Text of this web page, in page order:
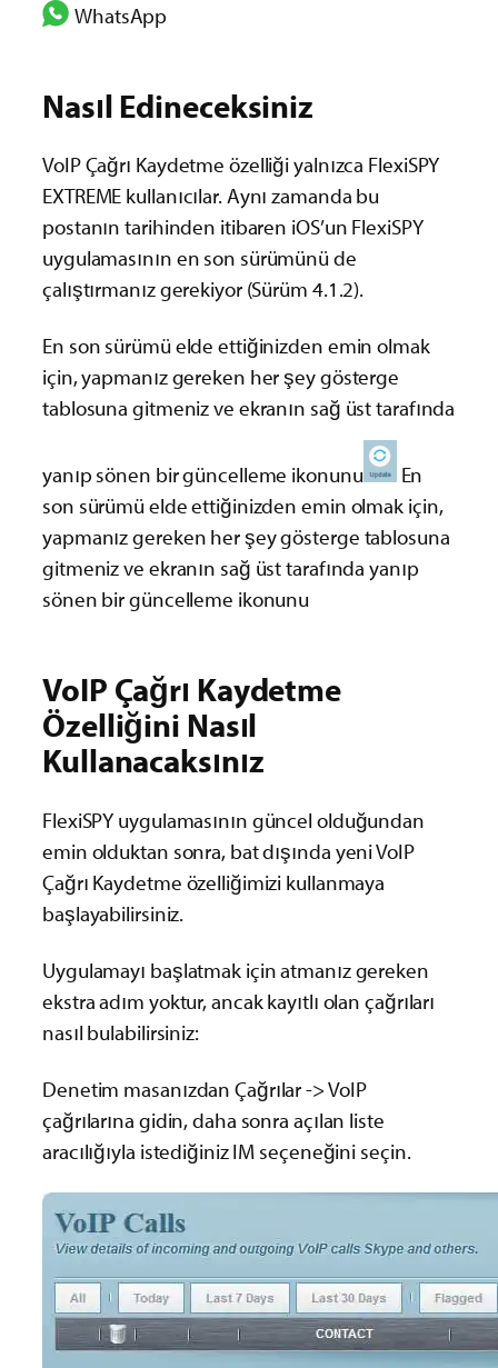
WhatsApp
Nasıl Edineceksiniz
VoIP Çağrı Kaydetme özelliği yalnızca FlexiSPY
EXTREME kullanıcılar. Aynı zamanda bu
postanın tarihinden itibaren iOS’un FlexiSPY
uygulamasının en son sürümünü de
çalıştırmanız gerekiyor (Sürüm 4.1.2).
En son sürümü elde ettiğinizden emin olmak
için, yapmanız gereken her şey gösterge
tablosuna gitmeniz ve ekranın sağ üst tarafında
yanıp sönen bir güncelleme ikonunu
En
son sürümü elde ettiğinizden emin olmak için,
yapmanız gereken her şey gösterge tablosuna
gitmeniz ve ekranın sağ üst tarafında yanıp
sönen bir güncelleme ikonunu
VoIP Çağrı Kaydetme
Özelliğini Nasıl
Kullanacaksınız
FlexiSPY uygulamasının güncel olduğundan
emin olduktan sonra, bat dışında yeni VoIP
Çağrı Kaydetme özelliğimizi kullanmaya
başlayabilirsiniz.
Uygulamayı başlatmak için atmanız gereken
ekstra adım yoktur, ancak kayıtlı olan çağrıları
nasıl bulabilirsiniz:
Denetim masanızdan Çağrılar -> VoIP
çağrılarına gidin, daha sonra açılan liste
aracılığıyla istediğiniz IM seçeneğini seçin.